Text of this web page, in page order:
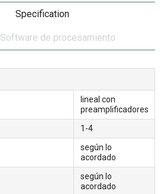
Specification
Software de procesamiento
lineal con
preamplificadores
1-4
según lo
acordado
según lo
acordado